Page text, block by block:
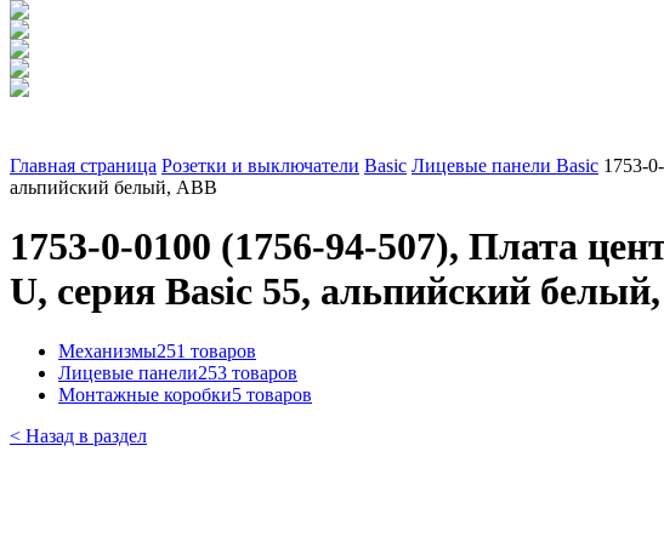
Главная страница Розетки и выключатели Basic Лицевые панели Basic 1753-
альпийский белый, ABB
1753-0-0100 (1756-94-507), Плата
U, серия Basic 55, альпийский
Механизмы251 товаров
Лицевые панели253 товаров
Монтажные коробки5 товаров
< Назад в раздел